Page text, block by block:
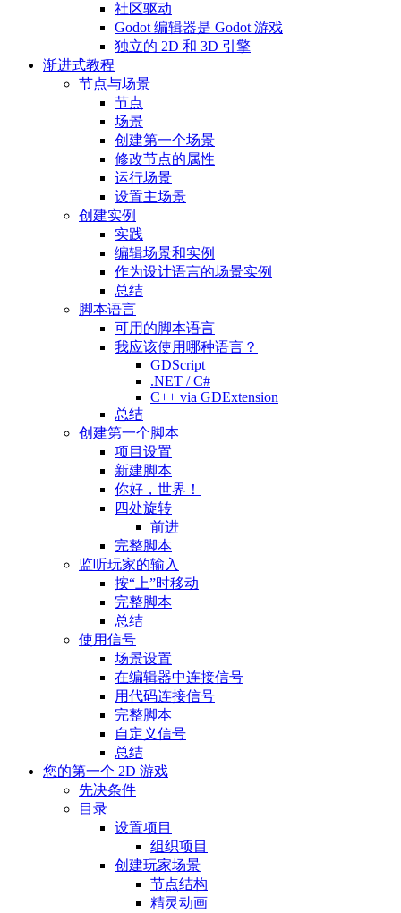
社区驱动
Godot 编辑器是 Godot 游戏
独立的 2D 和 3D 引擎
渐进式教程
节点与场景
节点
场景
创建第一个场景
修改节点的属性
运行场景
设置主场景
创建实例
实践
编辑场景和实例
作为设计语言的场景实例
总结
脚本语言
可用的脚本语言
我应该使用哪种语言？
GDScript
.NET / C#
C++ via GDExtension
总结
创建第一个脚本
项目设置
新建脚本
你好，世界！
四处旋转
前进
完整脚本
监听玩家的输入
按“上”时移动
完整脚本
总结
使用信号
场景设置
在编辑器中连接信号
用代码连接信号
完整脚本
自定义信号
总结
您的第一个 2D 游戏
先决条件
目录
设置项目
组织项目
创建玩家场景
节点结构
精灵动画